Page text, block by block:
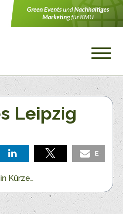
Leipzig
teilen
E-
Kürze…